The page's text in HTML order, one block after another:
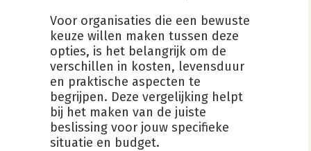
Voor organisaties die een bewuste
keuze willen maken tussen deze
opties, is het belangrijk om de
verschillen in kosten, levensduur
en praktische aspecten te
begrijpen. Deze vergelijking helpt
bij het maken van de juiste
beslissing voor jouw specifieke
situatie en budget.